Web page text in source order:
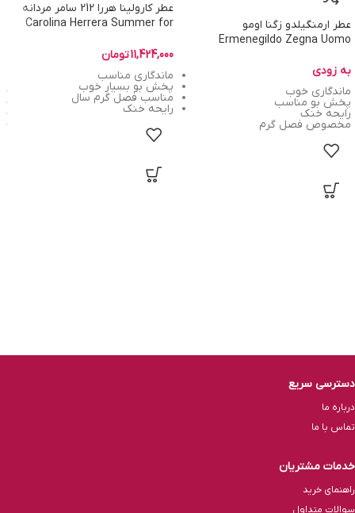
عطر ارمنگیلدو زگنا اومو
Ermenegildo Zegna Uomo
به زودی
ماندگاری خوب
پخش بو مناسب
رایحه خنک
مخصوص فصل گرم
عطر کارولینا هررا 212 سامر مردانه
Carolina Herrera Summer for
11,424,000تومان
ماندگاری مناسب
پخش بو بسیار خوب
مناسب فصل گرم سال
رایحه خنک
دسترسی سریع
درباره ما
تماس با ما
خدمات مشتریان
راهنمای خرید
سوالات متداول